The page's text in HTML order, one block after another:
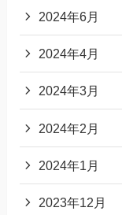
2024年6月
2024年4月
2024年3月
2024年2月
2024年1月
2023年12月